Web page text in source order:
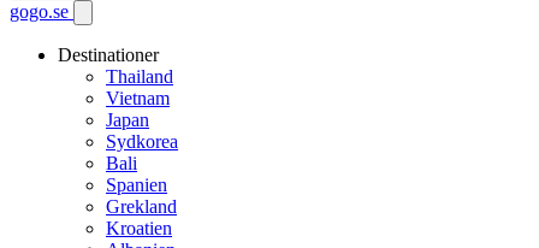
gogo.se
Destinationer
Thailand
Vietnam
Japan
Sydkorea
Bali
Spanien
Grekland
Kroatien